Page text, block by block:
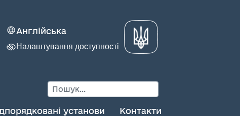
Англійська
Налаштування доступності
установи Контакти